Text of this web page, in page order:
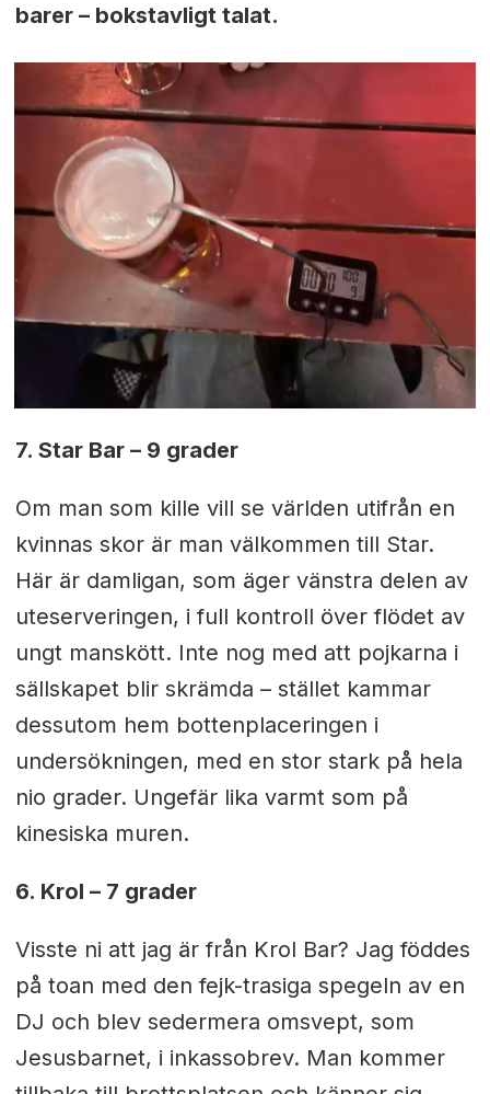
barer – bokstavligt talat.
7. Star Bar – 9 grader
Om man som kille vill se världen utifrån en
kvinnas skor är man välkommen till Star.
Här är damligan, som äger vänstra delen av
uteserveringen, i full kontroll över flödet av
ungt manskött. Inte nog med att pojkarna i
sällskapet blir skrämda – stället kammar
dessutom hem bottenplaceringen i
undersökningen, med en stor stark på hela
nio grader. Ungefär lika varmt som på
kinesiska muren.
6. Krol – 7 grader
Visste ni att jag är från Krol Bar? Jag föddes
på toan med den fejk-trasiga spegeln av en
DJ och blev sedermera omsvept, som
Jesusbarnet, i inkassobrev. Man kommer